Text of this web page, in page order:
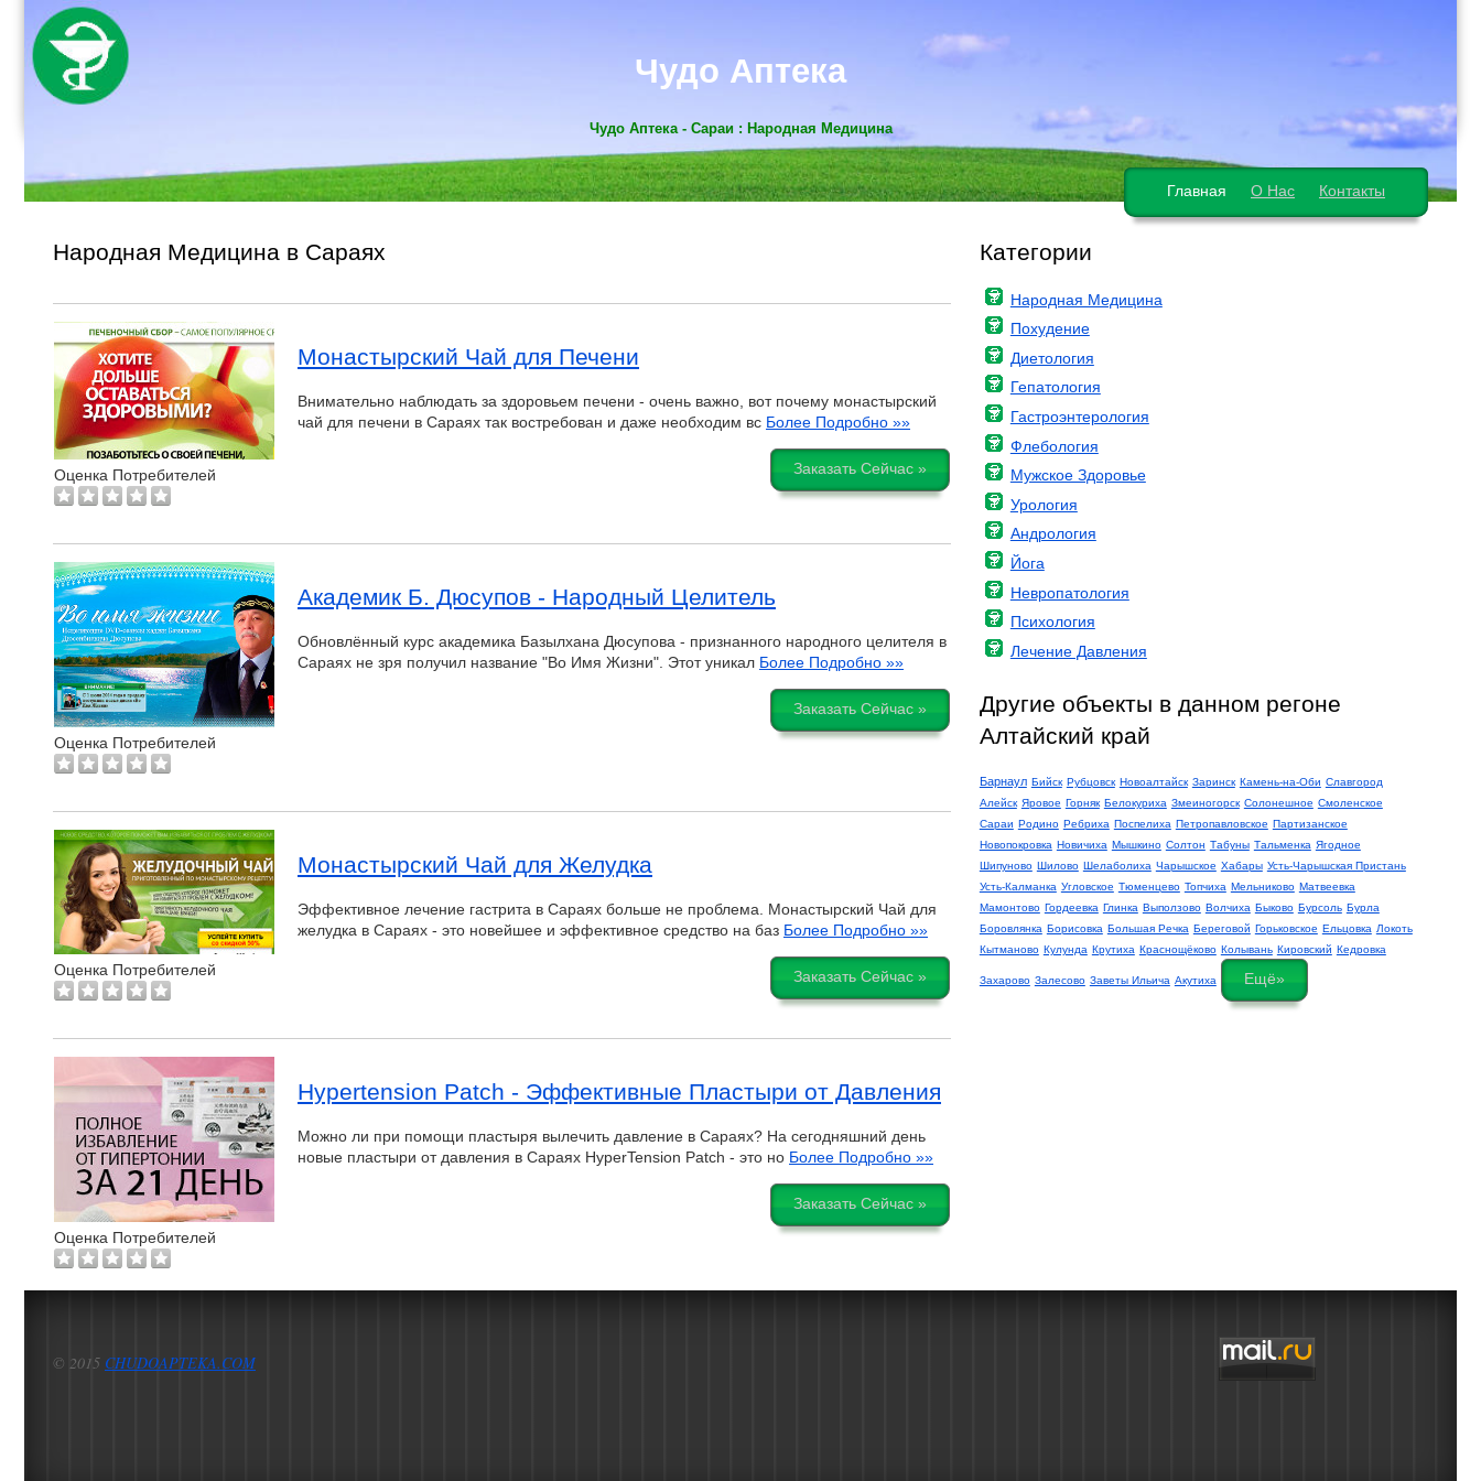
Чудо Аптека
Чудо Аптека - Сараи : Народная Медицина
Главная О Нас Контакты
Народная Медицина в Сараях
Оценка Потребителей
Монастырский Чай для Печени
Внимательно наблюдать за здоровьем печени - очень важно, вот почему монастырский
чай для печени в Сараях так востребован и даже необходим вс Более Подробно »»
Заказать Сейчас »
Оценка Потребителей
Академик Б. Дюсупов - Народный Целитель
Обновлённый курс академика Базылхана Дюсупова - признанного народного целителя в
Сараях не зря получил название "Во Имя Жизни". Этот уникал Более Подробно »»
Заказать Сейчас »
Оценка Потребителей
Монастырский Чай для Желудка
Эффективное лечение гастрита в Сараях больше не проблема. Монастырский Чай для
желудка в Сараях - это новейшее и эффективное средство на баз Более Подробно »»
Заказать Сейчас »
Оценка Потребителей
Hypertension Patch - Эффективные Пластыри от Давления
Можно ли при помощи пластыря вылечить давление в Сараях? На сегодняшний день
новые пластыри от давления в Сараях HyperTension Patch - это но Более Подробно »»
Заказать Сейчас »
Категории
Народная Медицина
Похудение
Диетология
Гепатология
Гастроэнтерология
Флебология
Мужское Здоровье
Урология
Андрология
Йога
Невропатология
Психология
Лечение Давления
Другие объекты в данном регоне
Алтайский край
Барнаул Бийск Рубцовск Новоалтайск Заринск Камень-на-Оби Славгород
Алейск Яровое Горняк Белокуриха Змеиногорск Солонешное Смоленское
Сараи Родино Ребриха Поспелиха Петропавловское Партизанское
Новопокровка Новичиха Мышкино Солтон Табуны Тальменка Ягодное
Шипуново Шилово Шелаболиха Чарышское Хабары Усть-Чарышская Пристань
Усть-Калманка Угловское Тюменцево Топчиха Мельниково Матвеевка
Мамонтово Гордеевка Глинка Выползово Волчиха Быково Бурсоль Бурла
Боровлянка Борисовка Большая Речка Береговой Горьковское Ельцовка Локоть
Кытманово Кулунда Крутиха Краснощёково Колывань Кировский Кедровка
Захарово Залесово Заветы Ильича Акутиха Ещё»
© 2015 CHUDOAPTEKA.COM